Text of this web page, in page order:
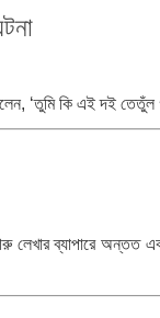
‘তুমি কি এই দই তেতুঁল
লেখার ব্যাপারে অন্তত